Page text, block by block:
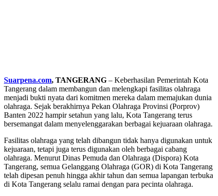
Suarpena.com, TANGERANG – Keberhasilan Pemerintah Kota
Tangerang dalam membangun dan melengkapi fasilitas olahraga
menjadi bukti nyata dari komitmen mereka dalam memajukan dunia
olahraga. Sejak berakhirnya Pekan Olahraga Provinsi (Porprov)
Banten 2022 hampir setahun yang lalu, Kota Tangerang terus
bersemangat dalam menyelenggarakan berbagai kejuaraan olahraga.
Fasilitas olahraga yang telah dibangun tidak hanya digunakan untuk
kejuaraan, tetapi juga terus digunakan oleh berbagai cabang
olahraga. Menurut Dinas Pemuda dan Olahraga (Dispora) Kota
Tangerang, semua Gelanggang Olahraga (GOR) di Kota Tangerang
telah dipesan penuh hingga akhir tahun dan semua lapangan terbuka
di Kota Tangerang selalu ramai dengan para pecinta olahraga.